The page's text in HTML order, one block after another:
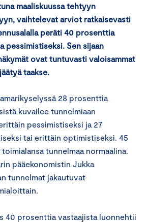
maaliskuussa tehtyyn
vaihtelevat arviot ratkaisevasti
peräti 40 prosenttia
pessimistiseksi. Sen sijaan
ovat tuntuvasti valoisammat
taakse.
28 prosenttia
kuvailee tunnelmiaan
pessimistiseksi ja 27
tai erittäin optimistiseksi. 45
tunnelmaa normaalina.
pääekonomistin Jukka
tunnelmat jakautuvat
40 prosenttia vastaajista luonnehtii